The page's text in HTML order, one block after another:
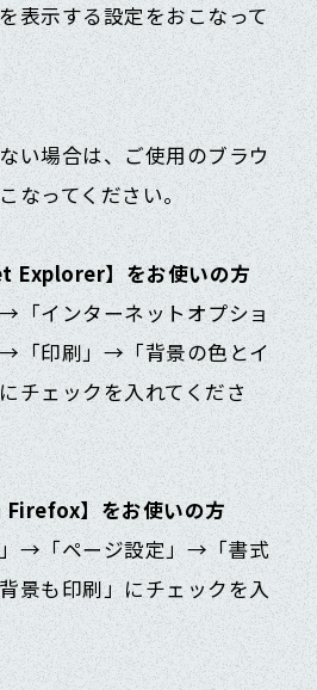
表示する設定をおこなって
い場合は、ご使用のブラウ
なってください。
】をお使いの方
「インターネットオプショ
「印刷」→「背景の色とイ
チェックを入れてくださ
】をお使いの方
→「ページ設定」→「書式
景も印刷」にチェックを入